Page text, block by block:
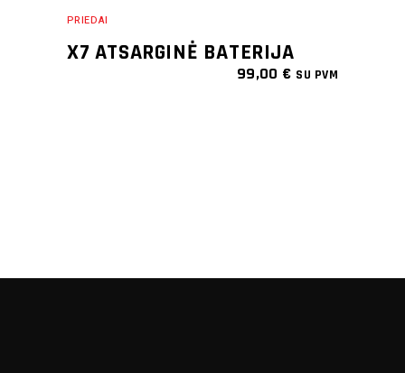
PRIEDAI
X7 ATSARGINĖ BATERIJA
99,00 € SU PVM